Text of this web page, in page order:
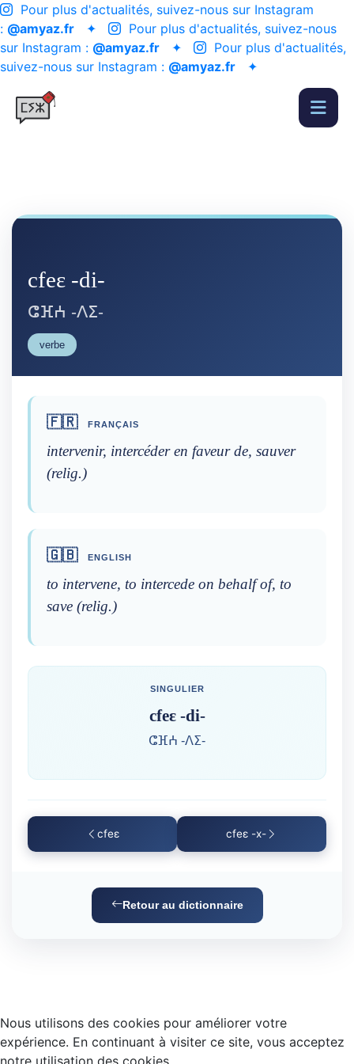
Pour plus d'actualités, suivez-nous sur Instagram
: @amyaz.fr ✦
Pour plus d'actualités, suivez-nous
sur Instagram : @amyaz.fr ✦
Pour plus d'actualités,
suivez-nous sur Instagram : @amyaz.fr ✦
cfeɛ -di-
ⵛⴼⵄ -ⴷⵉ-
verbe
🇫🇷 FRANÇAIS
intervenir, intercéder en faveur de, sauver
(relig.)
🇬🇧 ENGLISH
to intervene, to intercede on behalf of, to
save (relig.)
SINGULIER
cfeɛ -di-
ⵛⴼⵄ -ⴷⵉ-
cfeɛ cfeɛ -x-
Retour au dictionnaire
Nous utilisons des cookies pour améliorer votre
expérience. En continuant à visiter ce site, vous acceptez
notre utilisation des cookies.